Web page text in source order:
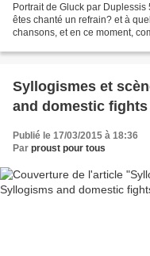
Portrait de Gluck par
êtes chanté un refrain? et à
chansons, et en ce moment,
Syllogismes et
and domestic fights
Publié le 17/03/2015 à 18:36
Par proust pour tous